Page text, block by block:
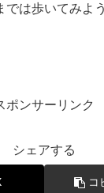
は歩いてみよう
ポンサーリンク
シェアする
コ